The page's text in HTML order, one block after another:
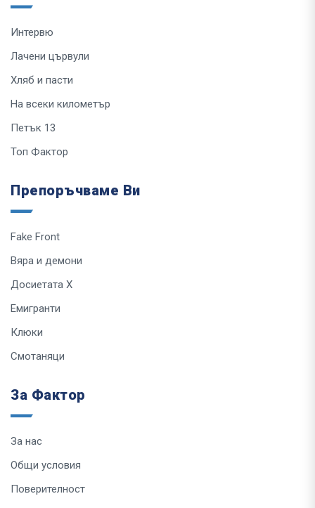
Интервю
Лачени цървули
Хляб и пасти
На всеки километър
Петък 13
Топ Фактор
Препоръчваме Ви
Fake Front
Вяра и демони
Досиетата Х
Емигранти
Клюки
Смотаняци
За Фактор
За нас
Общи условия
Поверителност